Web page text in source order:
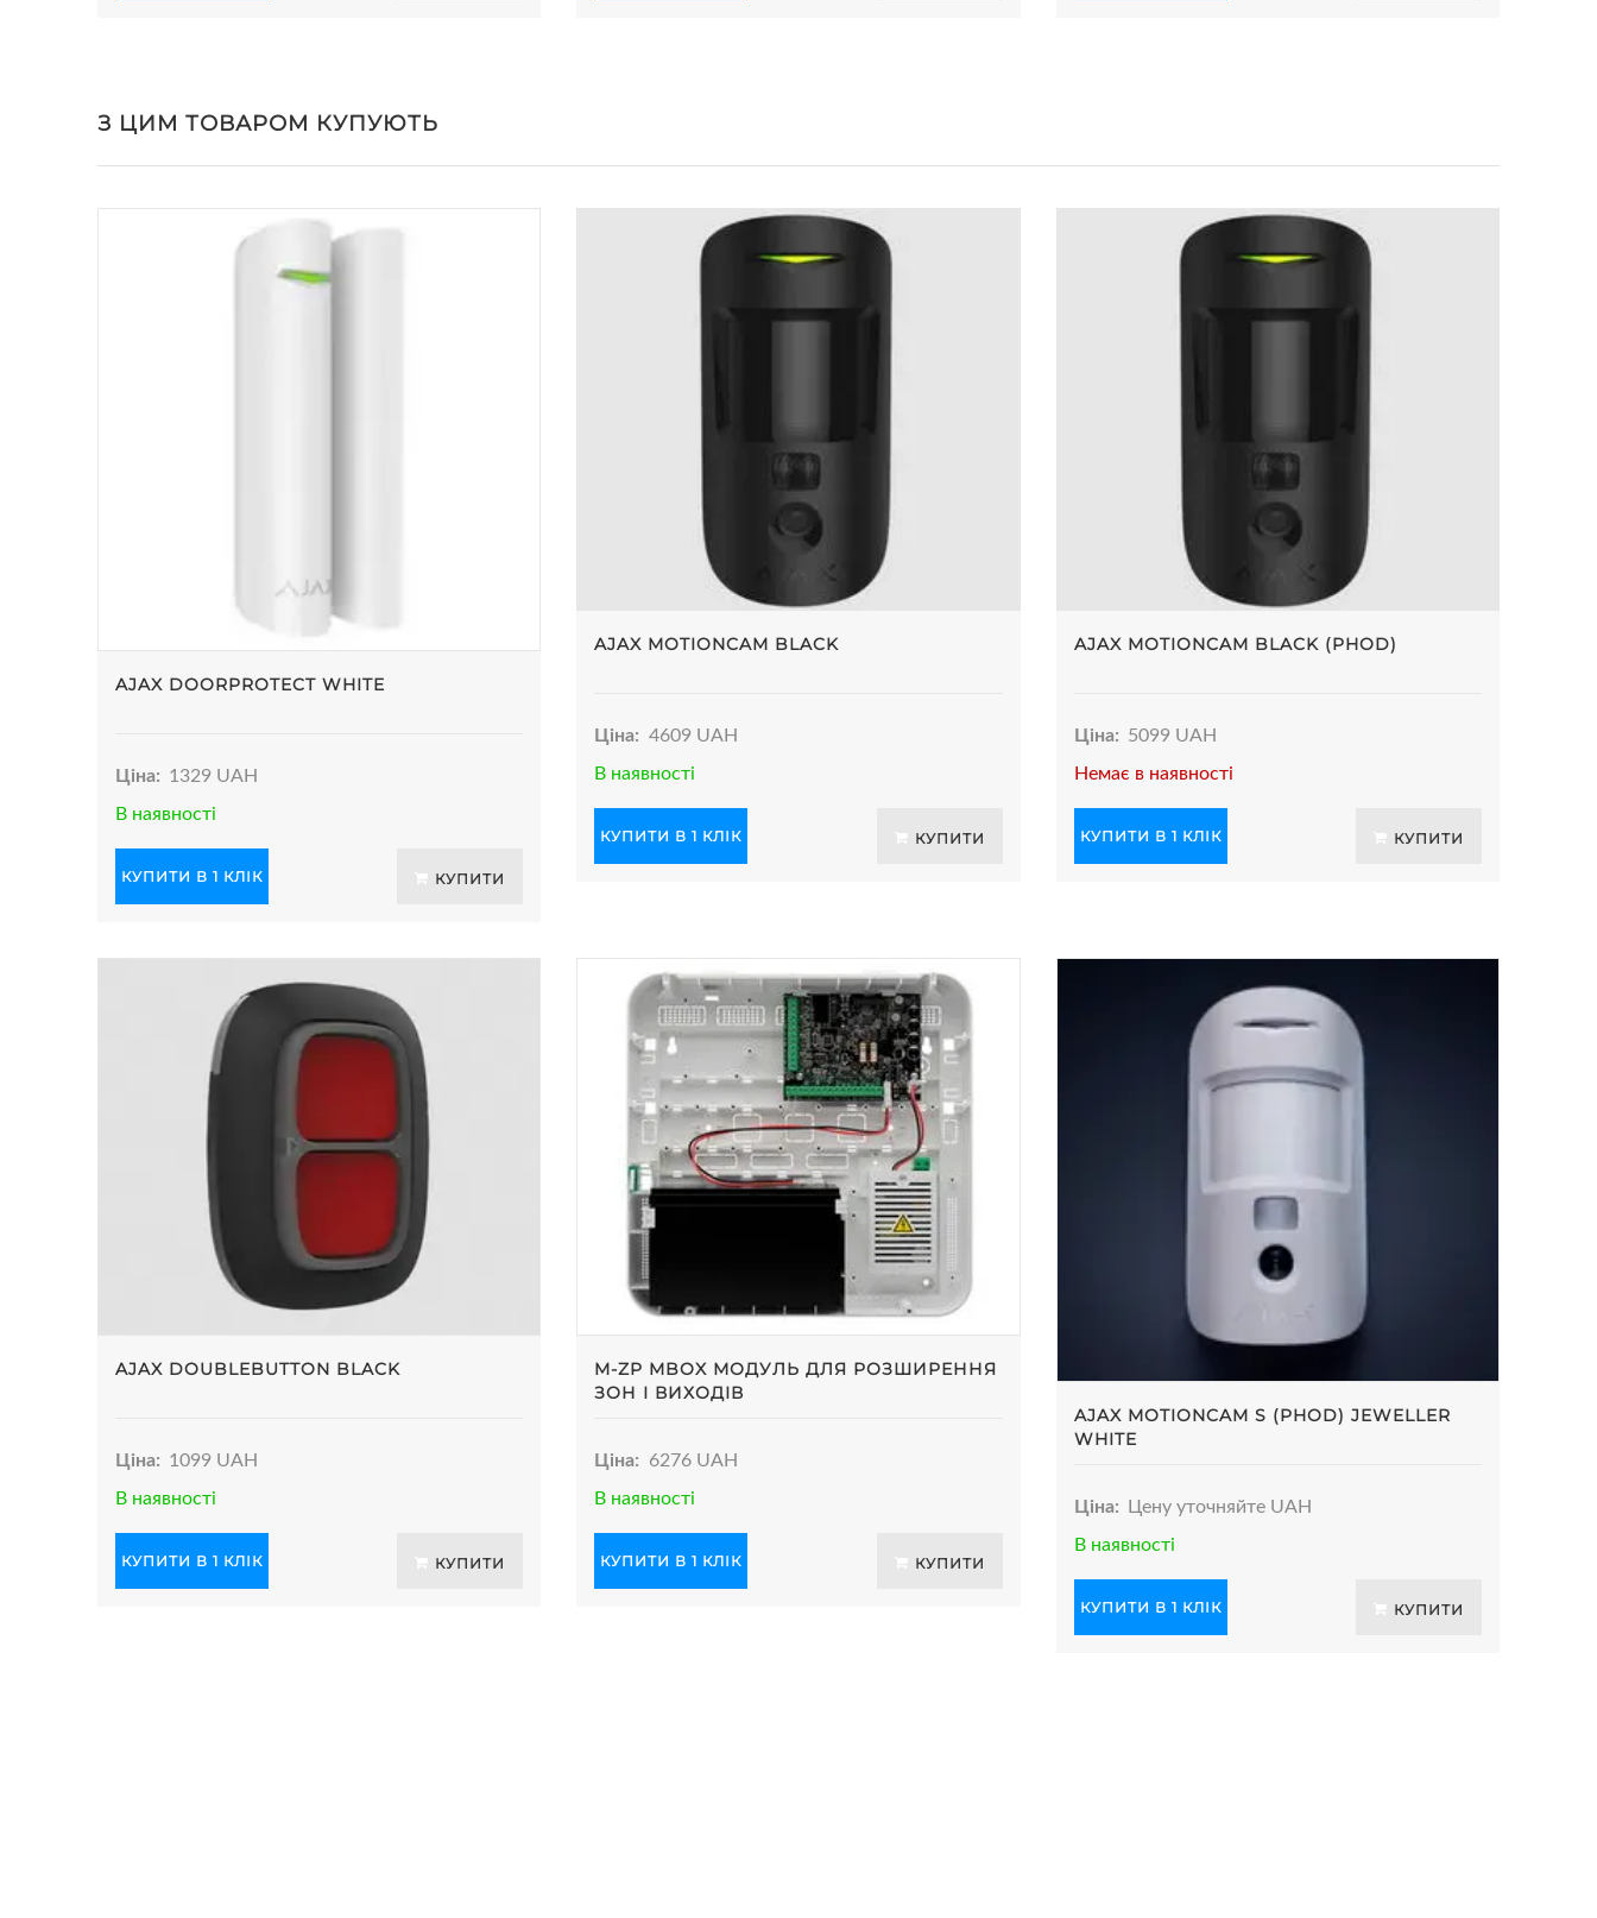
З ЦИМ ТОВАРОМ КУПУЮТЬ
AJAX DOORPROTECT WHITE
Ціна: 1329 UAH
В наявності
КУПИТИ В 1 КЛІК КУПИТИ
AJAX MOTIONCAM BLACK
Ціна: 4609 UAH
В наявності
КУПИТИ В 1 КЛІК КУПИТИ
AJAX MOTIONCAM BLACK (PHOD)
Ціна: 5099 UAH
Немає в наявності
КУПИТИ В 1 КЛІК КУПИТИ
AJAX DOUBLEBUTTON BLACK
Ціна: 1099 UAH
В наявності
КУПИТИ В 1 КЛІК КУПИТИ
M-ZP MBOX МОДУЛЬ ДЛЯ РОЗШИРЕННЯ
ЗОН І ВИХОДІВ
Ціна:
6276 UAH
В наявності
КУПИТИ В 1 КЛІК КУПИТИ
AJAX MOTIONCAM S (PHOD) JEWELLER
WHITE
Ціна:
Цену уточняйте UAH
В наявності
КУПИТИ В 1 КЛІК КУПИТИ